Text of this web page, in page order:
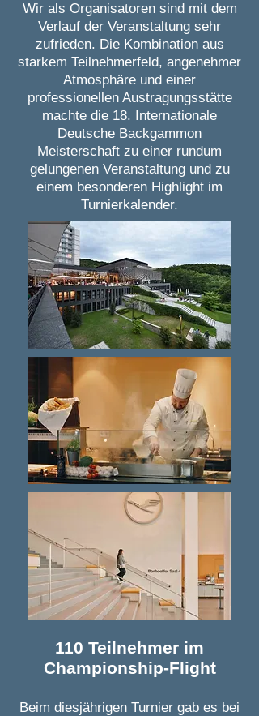
Wir als Organisatoren sind mit dem
Verlauf der Veranstaltung sehr
zufrieden. Die Kombination aus
starkem Teilnehmerfeld, angenehmer
Atmosphäre und einer
professionellen Austragungsstätte
machte die 18. Internationale
Deutsche Backgammon
Meisterschaft zu einer rundum
gelungenen Veranstaltung und zu
einem besonderen Highlight im
Turnierkalender.
110 Teilnehmer im
Championship-Flight
Beim diesjährigen Turnier gab es bei